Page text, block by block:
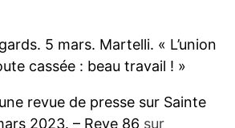
5 mars. Martelli. « L’union
cassée : beau travail ! »
revue de presse sur Sainte
2023. – Reve 86 sur